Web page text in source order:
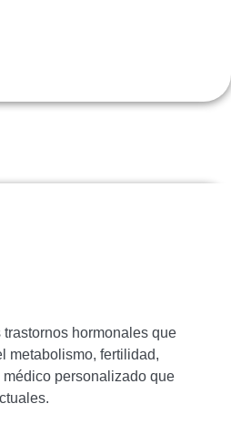
hormonales que
metabolismo, fertilidad,
personalizado que